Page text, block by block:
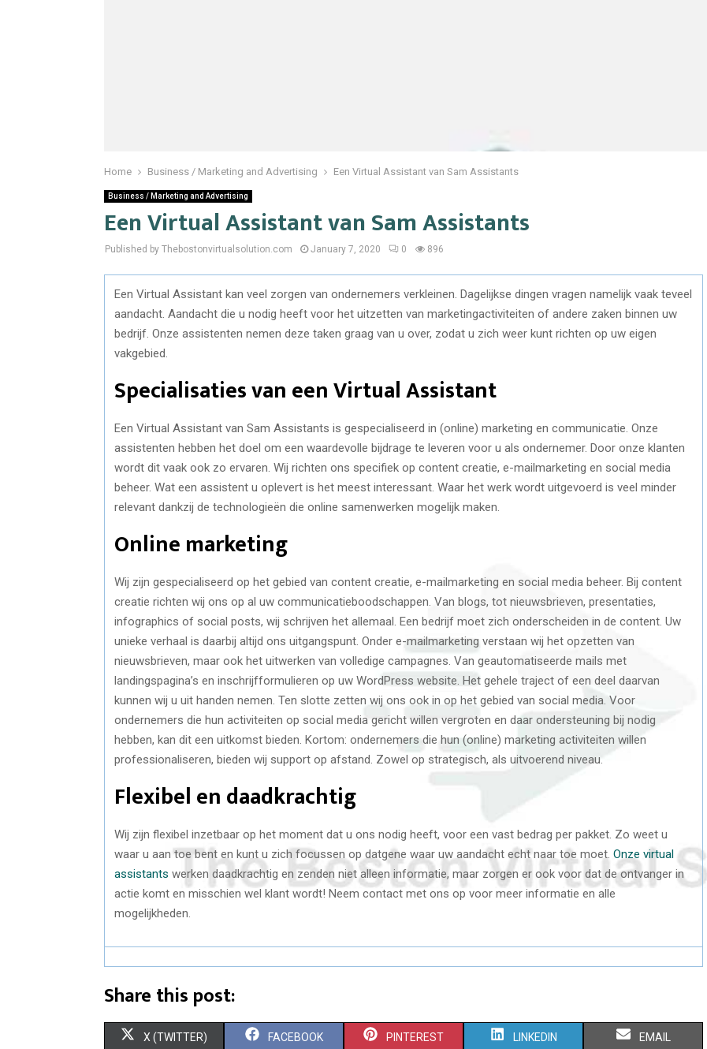
Home Business / Marketing and Advertising Een Virtual Assistant van Sam Assistants
Business / Marketing and Advertising
Een Virtual Assistant van Sam Assistants
Published by Thebostonvirtualsolution.com January 7, 2020 0 896
Een Virtual Assistant kan veel zorgen van ondernemers verkleinen. Dagelijkse dingen vragen namelijk vaak teveel
aandacht. Aandacht die u nodig heeft voor het uitzetten van marketingactiviteiten of andere zaken binnen uw
bedrijf. Onze assistenten nemen deze taken graag van u over, zodat u zich weer kunt richten op uw eigen
vakgebied.
Specialisaties van een Virtual Assistant
Een Virtual Assistant van Sam Assistants is gespecialiseerd in (online) marketing en communicatie. Onze
assistenten hebben het doel om een waardevolle bijdrage te leveren voor u als ondernemer. Door onze klanten
wordt dit vaak ook zo ervaren. Wij richten ons specifiek op content creatie, e-mailmarketing en social media
beheer. Wat een assistent u oplevert is het meest interessant. Waar het werk wordt uitgevoerd is veel minder
relevant dankzij de technologieën die online samenwerken mogelijk maken.
Online marketing
Wij zijn gespecialiseerd op het gebied van content creatie, e-mailmarketing en social media beheer. Bij content
creatie richten wij ons op al uw communicatieboodschappen. Van blogs, tot nieuwsbrieven, presentaties,
infographics of social posts, wij schrijven het allemaal. Een bedrijf moet zich onderscheiden in de content. Uw
unieke verhaal is daarbij altijd ons uitgangspunt. Onder e-mailmarketing verstaan wij het opzetten van
nieuwsbrieven, maar ook het uitwerken van volledige campagnes. Van geautomatiseerde mails met
landingspagina’s en inschrijfformulieren op uw WordPress website. Het gehele traject of een deel daarvan
kunnen wij u uit handen nemen. Ten slotte zetten wij ons ook in op het gebied van social media. Voor
ondernemers die hun activiteiten op social media gericht willen vergroten en daar ondersteuning bij nodig
hebben, kan dit een uitkomst bieden. Kortom: ondernemers die hun (online) marketing activiteiten willen
professionaliseren, bieden wij support op afstand. Zowel op strategisch, als uitvoerend niveau.
Flexibel en daadkrachtig
Wij zijn flexibel inzetbaar op het moment dat u ons nodig heeft, voor een vast bedrag per pakket. Zo weet u
waar u aan toe bent en kunt u zich focussen op datgene waar uw aandacht echt naar toe moet. Onze virtual
assistants werken daadkrachtig en zenden niet alleen informatie, maar zorgen er ook voor dat de ontvanger in
actie komt en misschien wel klant wordt! Neem contact met ons op voor meer informatie en alle
mogelijkheden.
Share this post:
S
X (TWITTER) S
FACEBOOK S
PINTEREST S
LINKEDIN S
EMAIL